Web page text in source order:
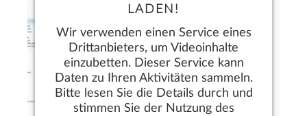
LADEN!
Wir verwenden einen Service eines
Drittanbieters, um Videoinhalte
einzubetten. Dieser Service kann
Daten zu Ihren Aktivitäten sammeln.
Bitte lesen Sie die Details durch und
stimmen Sie der Nutzung des